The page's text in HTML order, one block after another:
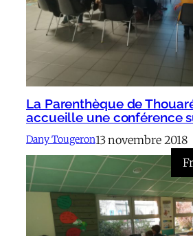
La Parenthèque de
accueille une conférence
Dany Tougeron13 novembre 2018